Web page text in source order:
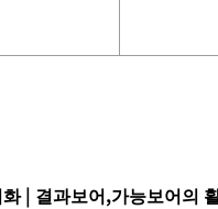
| 결과보어,가능보어의